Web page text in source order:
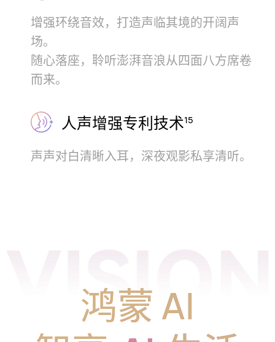
增强环绕音效，打造声临其境的开阔声
场。
随心落座，聆听澎湃音浪从四面八方席卷
而⁠来。
人声增强专利技术15
声声对白清晰入耳，深夜观影私享清听。
鸿蒙 AI